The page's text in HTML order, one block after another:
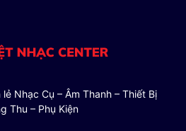
Nhạc Cụ – Âm Thanh – Thiết Bị
Thu – Phụ Kiện